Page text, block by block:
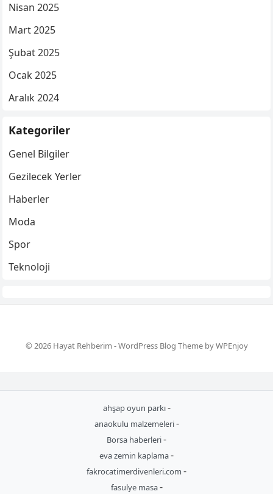
Nisan 2025
Mart 2025
Şubat 2025
Ocak 2025
Aralık 2024
Kategoriler
Genel Bilgiler
Gezilecek Yerler
Haberler
Moda
Spor
Teknoloji
© 2026 Hayat Rehberim -WordPress Blog ThemebyWPEnjoy
ahşap oyun parkı-
anaokulu malzemeleri-
Borsa haberleri-
eva zemin kaplama-
fakrocatimerdivenleri.com -
fasulye masa-